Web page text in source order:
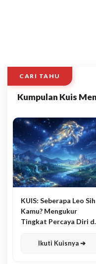
CARI TAHU
Kumpulan Kuis
KUIS: Seberapa Leo Sih
Kamu? Mengukur
Tingkat Percaya Diri
Ikuti Kuisnya ➔